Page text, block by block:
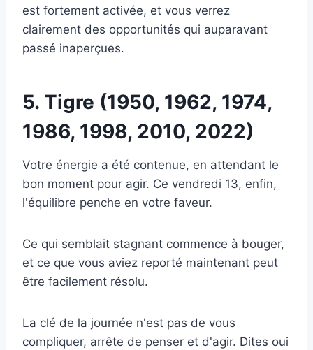
est fortement activée, et vous verrez
clairement des opportunités qui auparavant
passé inaperçues.
5. Tigre (1950, 1962, 1974,
1986, 1998, 2010, 2022)
Votre énergie a été contenue, en attendant le
bon moment pour agir. Ce vendredi 13, enfin,
l'équilibre penche en votre faveur.
Ce qui semblait stagnant commence à bouger,
et ce que vous aviez reporté maintenant peut
être facilement résolu.
La clé de la journée n'est pas de vous
compliquer, arrête de penser et d'agir. Dites oui